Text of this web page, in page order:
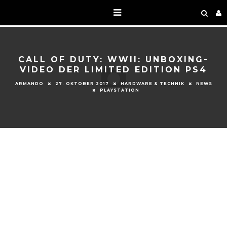
CALL OF DUTY: WWII: UNBOXING-
VIDEO DER LIMITED EDITION PS4
ARMANDO 27. OKTOBER 2017 HARDWARE & TECHNIK
NEWS
PLAYSTATION